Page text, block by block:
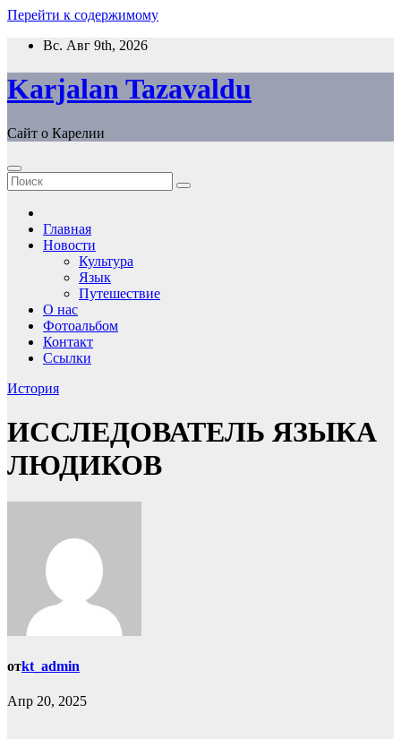
Перейти к содержимому
Вс. Авг 9th, 2026
Karjalan Tazavaldu
Сайт о Карелии
Главная
Новости
Культура
Язык
Путешествие
О нас
Фотоальбом
Контакт
Ссылки
История
ИССЛЕДОВАТЕЛЬ ЯЗЫКА
ЛЮДИКОВ
отkt_admin
Апр 20, 2025